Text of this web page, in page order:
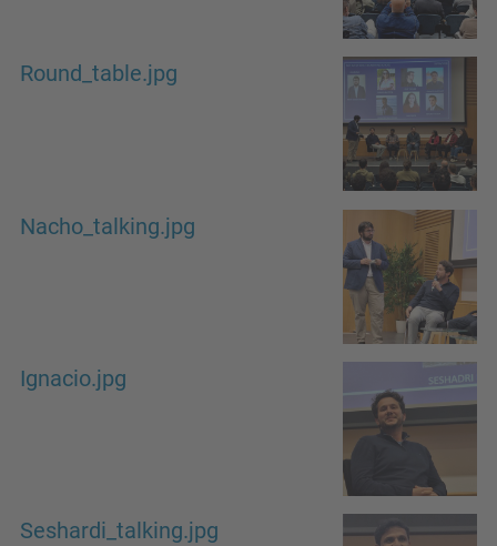
Round_table.jpg
Nacho_talking.jpg
Ignacio.jpg
Seshardi_talking.jpg